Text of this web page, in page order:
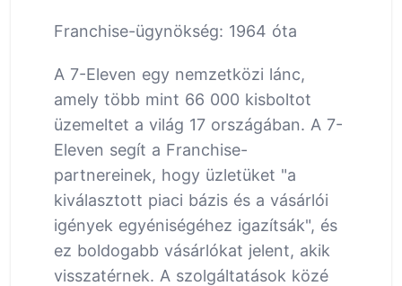
Franchise-ügynökség: 1964 óta
A 7-Eleven egy nemzetközi lánc,
amely több mint 66 000 kisboltot
üzemeltet a világ 17 országában. A 7-
Eleven segít a Franchise-
partnereinek, hogy üzletüket "a
kiválasztott piaci bázis és a vásárlói
igények egyéniségéhez igazítsák", és
ez boldogabb vásárlókat jelent, akik
visszatérnek. A szolgáltatások közé